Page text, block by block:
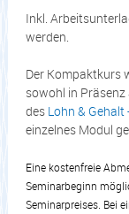
Inkl.
werden.
Der Kompaktkurs
sowohl in
des Lohn &
einzelnes Modul
Eine kostenfreie
Seminarbeginn
Seminarpreises. Bei